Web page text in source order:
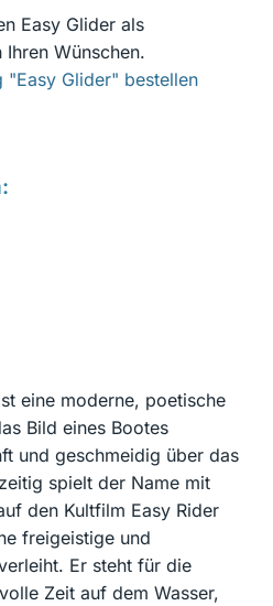
Easy Glider als
Wünschen.
Glider" bestellen
eine moderne, poetische
Bild eines Bootes
und geschmeidig über das
spielt der Name mit
den Kultfilm Easy Rider
freigeistige und
Er steht für die
Zeit auf dem Wasser,